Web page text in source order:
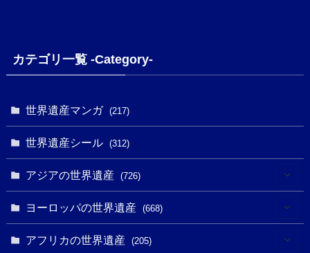
カテゴリ一覧 -Category-
世界遺産マンガ (217)
世界遺産シール (312)
アジアの世界遺産 (726)
(6)
ヨーロッパの世界遺産 (668)
(4)
アフリカの世界遺産 (205)